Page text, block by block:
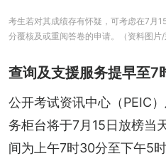
考生若对其成绩存有怀疑，可考虑在7月
分覆核及或重阅答卷的申请。（资料图片/
查询及支援服务提早至7
公开考试资讯中心（PEIC
务柜台将于7月15日放榜当
间为上午7时30分至下午5